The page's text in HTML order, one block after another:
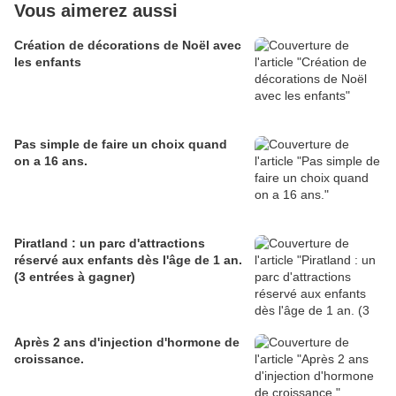
Vous aimerez aussi
Création de décorations de Noël avec
les enfants
Pas simple de faire un choix quand
on a 16 ans.
Piratland : un parc d'attractions
réservé aux enfants dès l'âge de 1 an.
(3 entrées à gagner)
Après 2 ans d'injection d'hormone de
croissance.